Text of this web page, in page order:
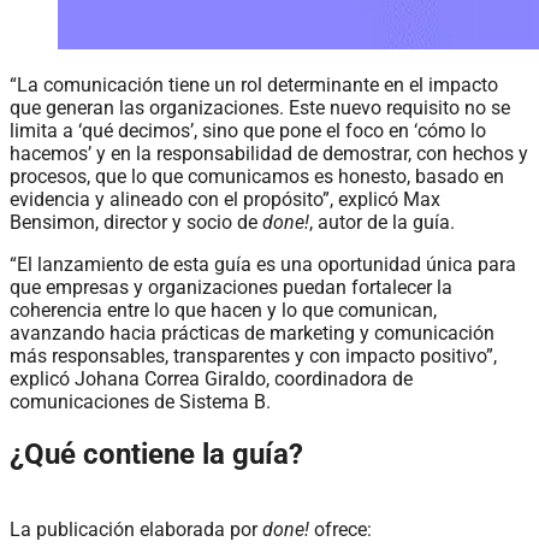
“La comunicación tiene un rol determinante en el impacto
que generan las organizaciones. Este nuevo requisito no se
limita a ‘qué decimos’, sino que pone el foco en ‘cómo lo
hacemos’ y en la responsabilidad de demostrar, con hechos y
procesos, que lo que comunicamos es honesto, basado en
evidencia y alineado con el propósito”, explicó Max
Bensimon, director y socio de done!, autor de la guía.
“El lanzamiento de esta guía es una oportunidad única para
que empresas y organizaciones puedan fortalecer la
coherencia entre lo que hacen y lo que comunican,
avanzando hacia prácticas de marketing y comunicación
más responsables, transparentes y con impacto positivo”,
explicó Johana Correa Giraldo, coordinadora de
comunicaciones de Sistema B.
¿Qué contiene la guía?
La publicación elaborada pordone! ofrece: